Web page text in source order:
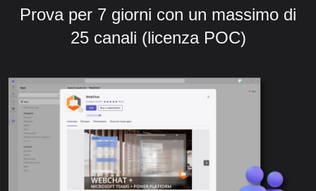
Prova per 7 giorni con un massimo di
25 canali (licenza POC)